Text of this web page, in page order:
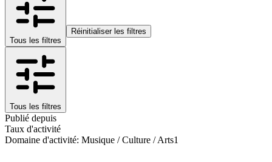
Tous les filtres
Réinitialiser les filtres
Tous les filtres
Publié depuis
Taux d'activité
Domaine d'activité: Musique / Culture / Arts1